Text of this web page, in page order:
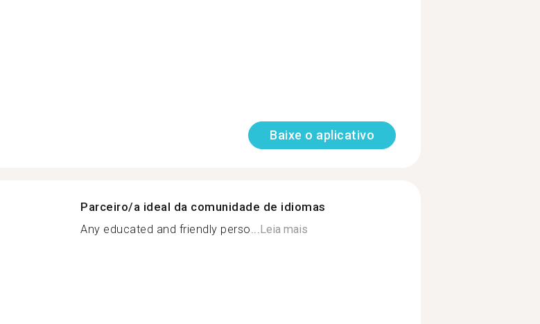
Baixe o aplicativo
Parceiro/a ideal da comunidade de idiomas
Any educated and friendly perso...Leia mais